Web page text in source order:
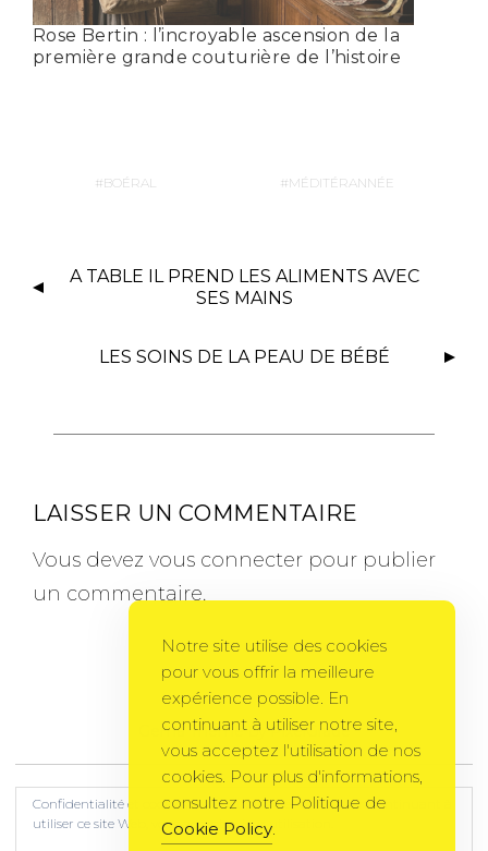
Rose Bertin : l’incroyable ascension de la
première grande couturière de l’histoire
BOÉRAL MÉDITÉRANNÉE
A TABLE IL PREND LES ALIMENTS AVEC
SES MAINS
LES SOINS DE LA PEAU DE BÉBÉ
LAISSER UN COMMENTAIRE
Vous devez vous connecter pour publier
un commentaire.
Gema Theme by PixelGrade
Notre site utilise des cookies
pour vous offrir la meilleure
expérience possible. En
continuant à utiliser notre site,
vous acceptez l'utilisation de nos
cookies. Pour plus d'informations,
consultez notre Politique de
Cookie Policy.
Confidentialité et cookies : ce site utilise des cookies. En continuant à
utiliser ce site Web, vous acceptez leur utilisation.